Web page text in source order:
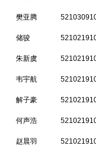
樊亚腾
储骏
朱新虞
韦宇航
解子豪
何声浩
赵晨羽